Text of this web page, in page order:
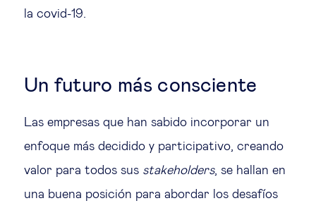
la covid-19.
Un futuro más consciente
Las empresas que han sabido incorporar un
enfoque más decidido y participativo, creando
valor para todos sus stakeholders, se hallan en
una buena posición para abordar los desafíos